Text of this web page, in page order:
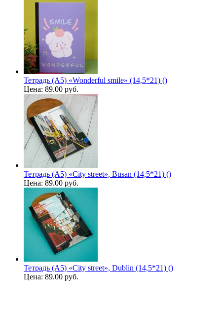
Тетрадь (A5) «Wonderful smile» (14,5*21) ()
Цена: 89.00 руб.
Тетрадь (A5) «City street», Busan (14,5*21) ()
Цена: 89.00 руб.
Тетрадь (A5) «City street», Dublin (14,5*21) ()
Цена: 89.00 руб.